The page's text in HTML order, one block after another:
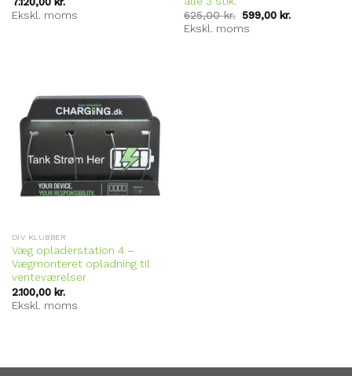
Ekskl. moms
625,00kr. 599,00 kr.
Ekskl. moms
DIV KLUBBER
Væg opladerstation 4 –
Vægmonteret opladning til
venteværelser
2.100,00 kr.
Ekskl. moms